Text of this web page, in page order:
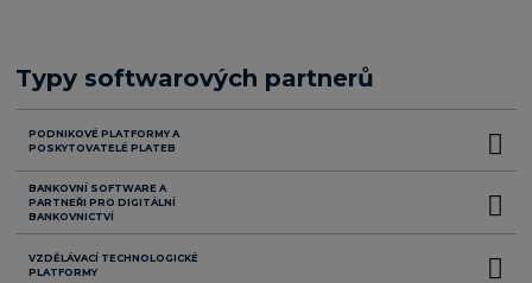
Typy softwarových partnerů
PODNIKOVÉ PLATFORMY A
POSKYTOVATELÉ PLATEB
BANKOVNÍ SOFTWARE A
PARTNEŘI PRO DIGITÁLNÍ
BANKOVNICTVÍ
VZDĚLÁVACÍ TECHNOLOGICKÉ
PLATFORMY